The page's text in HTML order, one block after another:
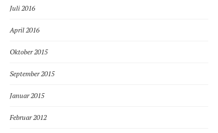
Juli 2016
April 2016
Oktober 2015
September 2015
Januar 2015
Februar 2012